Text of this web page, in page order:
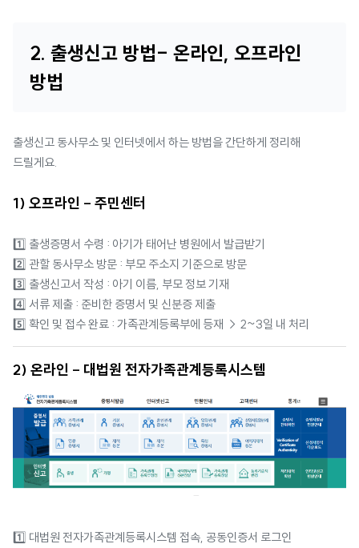
2. 출생신고 방법- 온라인, 오프라인
방법
출생신고 동사무소 및 인터넷에서 하는 방법을 간단하게 정리해
드릴게요.
1) 오프라인 - 주민센터
1️⃣ 출생증명서 수령 : 아기가 태어난 병원에서 발급받기
2️⃣ 관할 동사무소 방문 : 부모 주소지 기준으로 방문
3️⃣ 출생신고서 작성 : 아기 이름, 부모 정보 기재
4️⃣ 서류 제출 : 준비한 증명서 및 신분증 제출
5️⃣ 확인 및 접수 완료 : 가족관계등록부에 등재 → 2~3일 내 처리
2) 온라인 - 대법원 전자가족관계등록시스템
1️⃣ 대법원 전자가족관계등록시스템 접속, 공동인증서 로그인